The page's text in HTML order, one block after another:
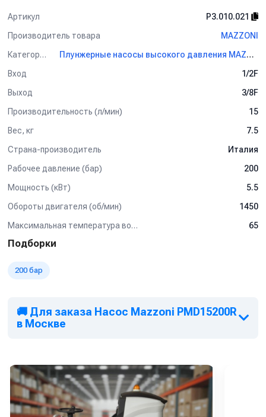
оптимальным для применения в автомоечном бизнесе.
Данный товар доступен для сборки «под ключ».
Артикул
P3.010.021
Производитель товара
MAZZONI
Категория
Плунжерные насосы высокого давления MAZZONI
Вход
1/2F
Выход
3/8F
Производительность (л/мин)
15
Вес, кг
7.5
Страна-производитель
Италия
Рабочее давление (бар)
200
Мощность (кВт)
5.5
Обороты двигателя (об/мин)
1450
Максимальная температура воды (°C)
65
Подборки
200 бар
🚚 Для заказа Насос Mazzoni PMD15200R
в Москве